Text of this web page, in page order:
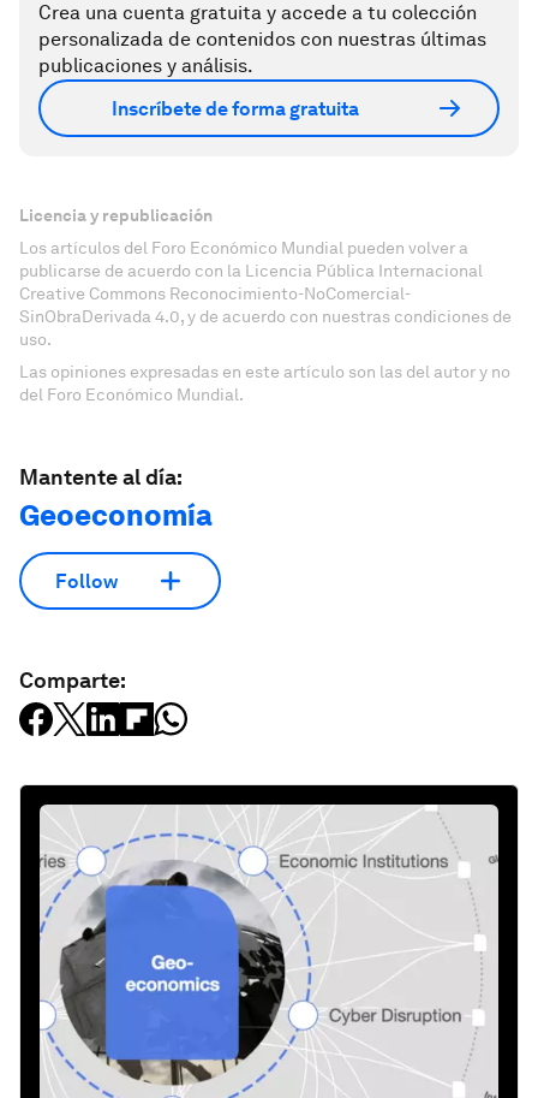
Crea una cuenta gratuita y accede a tu colección
personalizada de contenidos con nuestras últimas
publicaciones y análisis.
Inscríbete de forma gratuita
Licencia y republicación
Los artículos del Foro Económico Mundial pueden volver a
publicarse de acuerdo con la Licencia Pública Internacional
Creative Commons Reconocimiento-NoComercial-
SinObraDerivada 4.0, y de acuerdo con nuestras condiciones de
uso.
Las opiniones expresadas en este artículo son las del autor y no
del Foro Económico Mundial.
Mantente al día:
Geoeconomía
Follow
Comparte: